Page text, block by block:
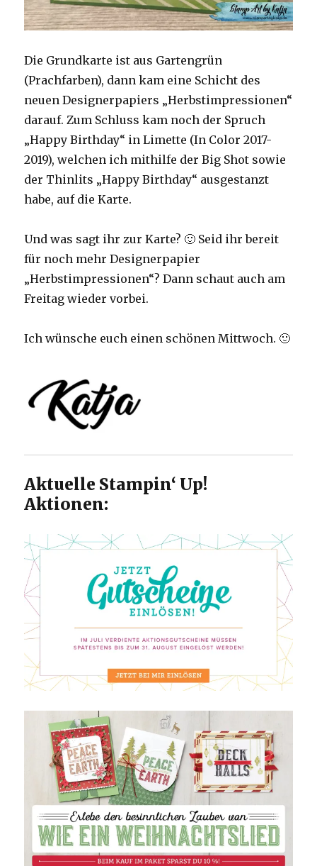
Die Grundkarte ist aus Gartengrün
(Prachfarben), dann kam eine Schicht des
neuen Designerpapiers „Herbstimpressionen“
darauf. Zum Schluss kam noch der Spruch
„Happy Birthday“ in Limette (In Color 2017-
2019), welchen ich mithilfe der Big Shot sowie
der Thinlits „Happy Birthday“ ausgestanzt
habe, auf die Karte.
Und was sagt ihr zur Karte? 🙂 Seid ihr bereit
für noch mehr Designerpapier
„Herbstimpressionen“? Dann schaut auch am
Freitag wieder vorbei.
Ich wünsche euch einen schönen Mittwoch. 🙂
Aktuelle Stampin‘ Up!
Aktionen: